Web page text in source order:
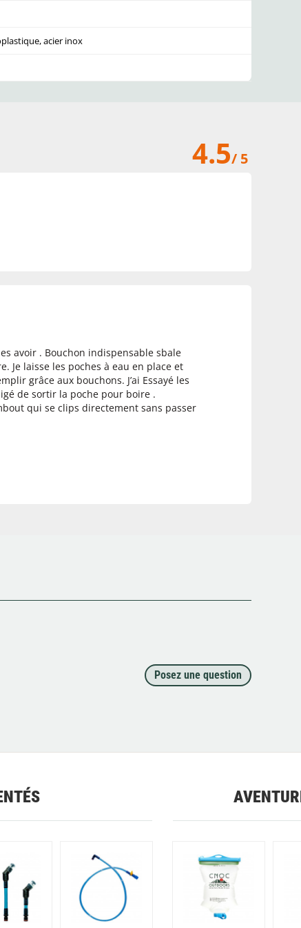
acier inox
4.5/ 5
avoir . Bouchon indispensable sbale
Je laisse les poches à eau en place et
grâce aux bouchons. J’ai Essayé les
de sortir la poche pour boire .
qui se clips directement sans passer
Posez une question